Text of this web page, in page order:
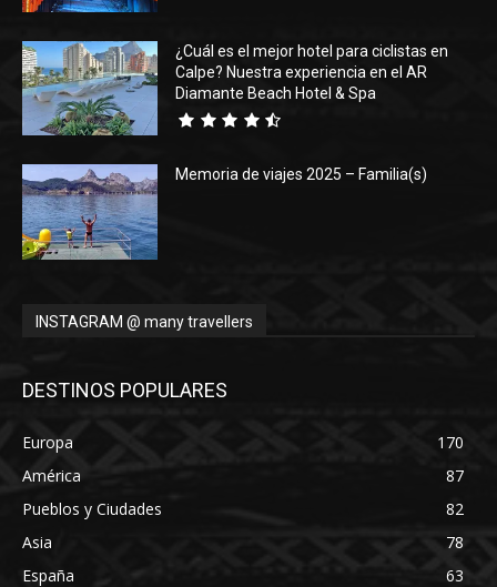
¿Cuál es el mejor hotel para ciclistas en
Calpe? Nuestra experiencia en el AR
Diamante Beach Hotel & Spa
Memoria de viajes 2025 – Familia(s)
INSTAGRAM @ many travellers
DESTINOS POPULARES
Europa
170
América
87
Pueblos y Ciudades
82
Asia
78
España
63